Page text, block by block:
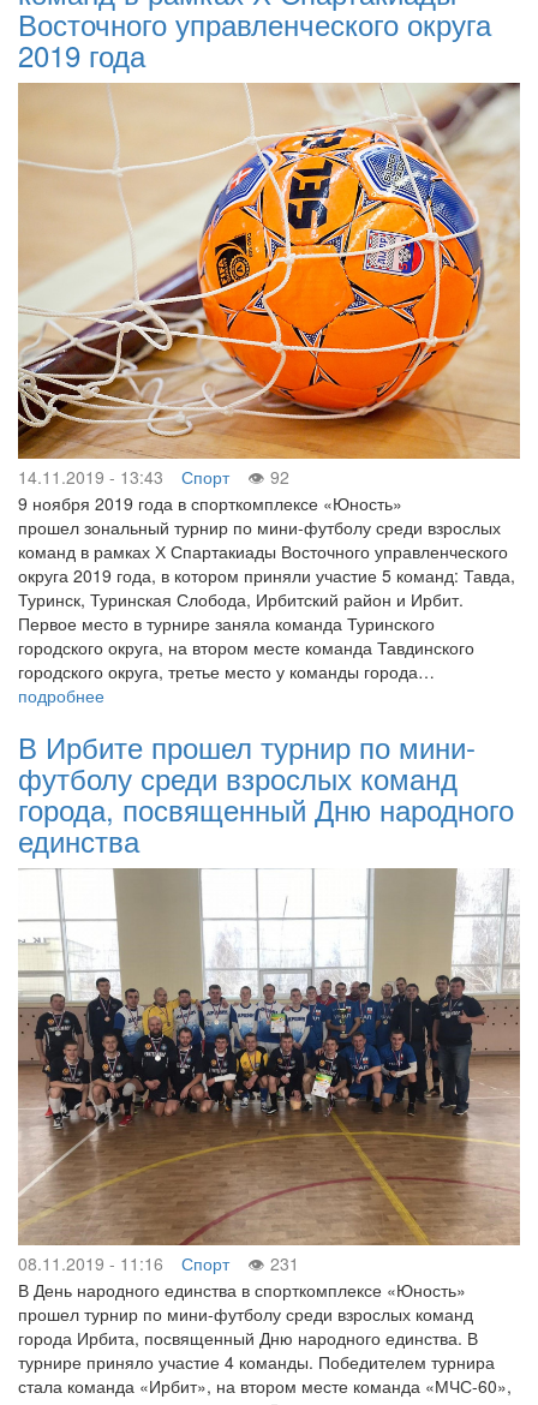
Восточного управленческого округа
2019 года
14.11.2019 - 13:43 Спорт
92
9 ноября 2019 года в спорткомплексе «Юность»
прошел зональный турнир по мини-футболу среди взрослых
команд в рамках Х Спартакиады Восточного управленческого
округа 2019 года, в котором приняли участие 5 команд: Тавда,
Туринск, Туринская Слобода, Ирбитский район и Ирбит.
Первое место в турнире заняла команда Туринского
городского округа, на втором месте команда Тавдинского
городского округа, третье место у команды города…
подробнее
В Ирбите прошел турнир по мини-
футболу среди взрослых команд
города, посвященный Дню народного
единства
08.11.2019 - 11:16 Спорт
231
В День народного единства в спорткомплексе «Юность»
прошел турнир по мини-футболу среди взрослых команд
города Ирбита, посвященный Дню народного единства. В
турнире приняло участие 4 команды. Победителем турнира
стала команда «Ирбит», на втором месте команда «МЧС-60»,